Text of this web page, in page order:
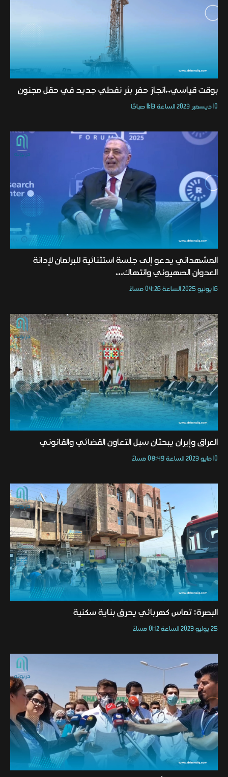
بوقت قياسي..انجاز حفر بئر نفطي جديد في حقل مجنون
10 ديسمبر 2023 الساعة 11:13 صباحًا
المشهداني يدعو إلى جلسة استثنائية للبرلمان لإدانة
العدوان الصهيوني وانتهاك...
16 يونيو 2025 الساعة 04:26 مساءً
العراق وإيران يبحثان سبل التعاون القضائي والقانوني
10 مايو 2023 الساعة 08:49 مساءً
البصرة: تماس كهربائي يحرق بناية سكنية
25 يوليو 2023 الساعة 01:12 مساءً